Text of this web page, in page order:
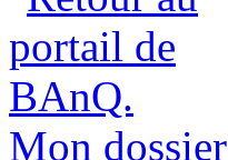
Mon dossier